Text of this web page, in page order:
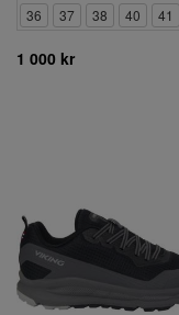
36 37 38 40 41
1 000 kr